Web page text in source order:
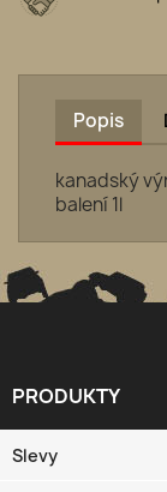
Popis
kanadský
balení 1l
PRODUKTY
Slevy